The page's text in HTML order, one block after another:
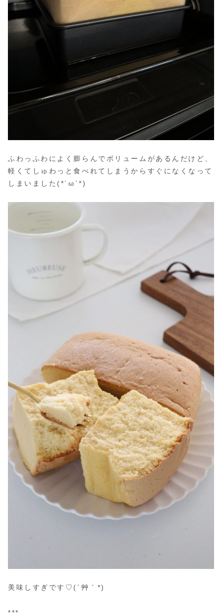
ふわっふわによく膨らんでボリュームがあるんだけど、
軽くてしゅわっと食べれてしまうからすぐになくなって
しまいました(*´ω`*)
美味しすぎです♡(´艸｀*)